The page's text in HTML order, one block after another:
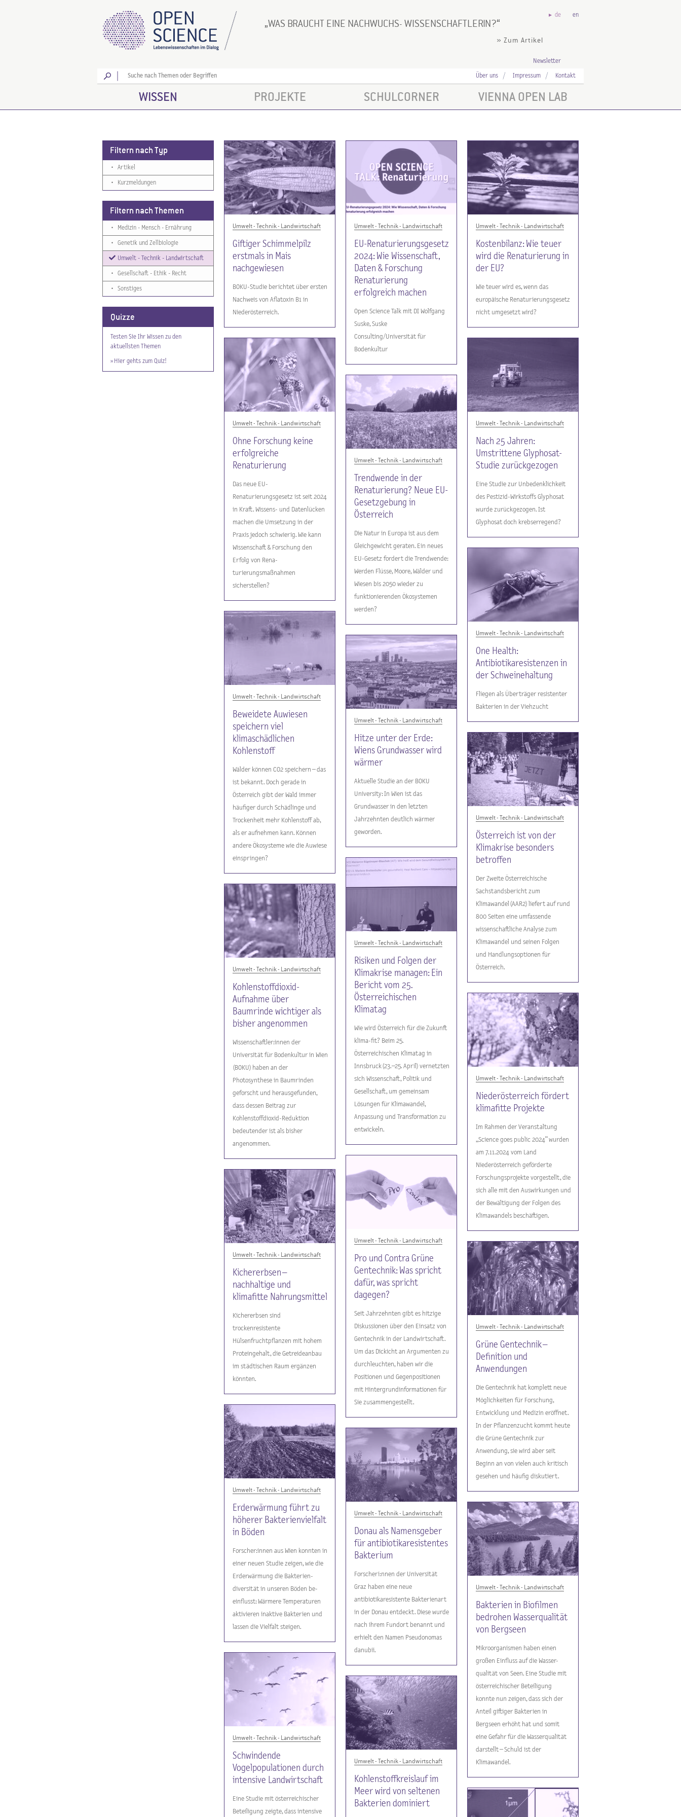
WAS BRAUCHT EINE NACHWUCHS- WISSENSCHAFTLERIN?
» Zum Artikel
de en
Newsletter
Los
Über uns Impressum Kontakt
WISSEN PROJEKTE SCHULCORNER VIENNA OPEN LAB
Filtern nach Typ
• Artikel
• Kurzmeldungen
Filtern nach Themen
• Medizin - Mensch - Ernährung
• Genetik und Zellbiologie
Umwelt - Technik - Landwirtschaft
• Gesellschaft - Ethik - Recht
• Sonstiges
Quizze
Testen Sie Ihr Wissen zu den
aktuellsten Themen
» Hier gehts zum Quiz!
Umwelt - Technik - Landwirtschaft
Giftiger Schimmelpilz
erstmals in Mais
nachgewiesen
BOKU-Studie berichtet über ersten
Nachweis von Aflatoxin B1 in
Niederösterreich.
Umwelt - Technik - Landwirtschaft
EU-Renaturierungsgesetz
2024: Wie Wissenschaft,
Daten & Forschung
Renaturierung
erfolgreich machen
Open Science Talk mit DI Wolfgang
Suske, Suske
Consulting/Universität für
Bodenkultur
Umwelt - Technik - Landwirtschaft
Kostenbilanz: Wie teuer
wird die Renaturierung in
der EU?
Wie teuer wird es, wenn das
europäische Renaturierungsgesetz
nicht umgesetzt wird?
Umwelt - Technik - Landwirtschaft
Ohne Forschung keine
erfolgreiche
Renaturierung
Das neue EU-
Renaturierungsgesetz ist seit 2024
in Kraft. Wissens- und Datenlücken
machen die Umsetzung in der
Praxis jedoch schwierig. Wie kann
Wissenschaft & Forschung den
Erfolg von Rena-
turierungsmaßnahmen
sicherstellen?
Umwelt - Technik - Landwirtschaft
Nach 25 Jahren:
Umstrittene Glyphosat-
Studie zurückgezogen
Eine Studie zur Unbedenklichkeit
des Pestizid-Wirkstoffs Glyphosat
wurde zurückgezogen. Ist
Glyphosat doch krebserregend?
Umwelt - Technik - Landwirtschaft
Trendwende in der
Renaturierung? Neue EU-
Gesetzgebung in
Österreich
Die Natur in Europa ist aus dem
Gleichgewicht geraten. Ein neues
EU-Gesetz fordert die Trendwende:
Werden Flüsse, Moore, Wälder und
Wiesen bis 2050 wieder zu
funktionierenden Ökosystemen
werden?
Umwelt - Technik - Landwirtschaft
One Health:
Antibiotikaresistenzen in
der Schweinehaltung
Fliegen als Überträger resistenter
Bakterien in der Viehzucht
Umwelt - Technik - Landwirtschaft
Beweidete Auwiesen
speichern viel
klimaschädlichen
Kohlenstoff
Wälder können CO2 speichern – das
ist bekannt. Doch gerade in
Österreich gibt der Wald immer
häufiger durch Schädlinge und
Trockenheit mehr Kohlenstoff ab,
als er aufnehmen kann. Können
andere Ökosysteme wie die Auwiese
einspringen?
Umwelt - Technik - Landwirtschaft
Hitze unter der Erde:
Wiens Grundwasser wird
wärmer
Aktuelle Studie an der BOKU
University: In Wien ist das
Grundwasser in den letzten
Jahrzehnten deutlich wärmer
geworden.
Umwelt - Technik - Landwirtschaft
Österreich ist von der
Klimakrise besonders
betroffen
Der Zweite Österreichische
Sachstandsbericht zum
Klimawandel (AAR2) liefert auf rund
800 Seiten eine umfassende
wissenschaftliche Analyse zum
Klimawandel und seinen Folgen
und Handlungsoptionen für
Österreich.
Umwelt - Technik - Landwirtschaft
Risiken und Folgen der
Klimakrise managen: Ein
Bericht vom 25.
Österreichischen
Klimatag
Wie wird Österreich für die Zukunft
klima-fit? Beim 25.
Österreichischen Klimatag in
Innsbruck (23.–25. April) vernetzten
sich Wissenschaft, Politik und
Gesellschaft, um gemeinsam
Lösungen für Klimawandel,
Anpassung und Transformation zu
entwickeln.
Umwelt - Technik - Landwirtschaft
Kohlenstoffdioxid-
Aufnahme über
Baumrinde wichtiger als
bisher angenommen
Wissenschaftler:innen der
Universität für Bodenkultur in Wien
(BOKU) haben an der
Photosynthese in Baumrinden
geforscht und herausgefunden,
dass dessen Beitrag zur
Kohlenstoffdioxid-Reduktion
bedeutender ist als bisher
angenommen.
Umwelt - Technik - Landwirtschaft
Niederösterreich fördert
klimafitte Projekte
Im Rahmen der Veranstaltung
„Science goes public 2024“ wurden
am 7.11.2024 vom Land
Niederösterreich geförderte
Forschungsprojekte vorgestellt, die
sich alle mit den Auswirkungen und
der Bewältigung der Folgen des
Klimawandels beschäftigen.
Umwelt - Technik - Landwirtschaft
Pro und Contra Grüne
Gentechnik: Was spricht
dafür, was spricht
dagegen?
Seit Jahrzehnten gibt es hitzige
Diskussionen über den Einsatz von
Gentechnik in der Landwirtschaft.
Um das Dickicht an Argumenten zu
durchleuchten, haben wir die
Positionen und Gegenpositionen
mit Hintergrundinformationen für
Sie zusammengestellt.
Umwelt - Technik - Landwirtschaft
Kichererbsen –
nachhaltige und
klimafitte Nahrungsmittel
Kichererbsen sind
trockenresistente
Hülsenfruchtpflanzen mit hohem
Proteingehalt, die Getreideanbau
im städtischen Raum ergänzen
könnten.
Umwelt - Technik - Landwirtschaft
Grüne Gentechnik –
Definition und
Anwendungen
Die Gentechnik hat komplett neue
Möglichkeiten für Forschung,
Entwicklung und Medizin eröffnet.
In der Pflanzenzucht kommt heute
die Grüne Gentechnik zur
Anwendung, sie wird aber seit
Beginn an von vielen auch kritisch
gesehen und häufig diskutiert.
Umwelt - Technik - Landwirtschaft
Erderwärmung führt zu
höherer Bakterienvielfalt
in Böden
Forscher:innen aus Wien konnten in
einer neuen Studie zeigen, wie die
Erderwärmung die Bakterien-
diversität in unseren Böden be-
einflusst: Wärmere Temperaturen
aktivieren inaktive Bakterien und
lassen die Vielfalt steigen.
Umwelt - Technik - Landwirtschaft
Donau als Namensgeber
für antibiotikaresistentes
Bakterium
Forscheri:nnen der Universität
Graz haben eine neue
antibiotikaresistente Bakterienart
in der Donau entdeckt. Diese wurde
nach ihrem Fundort benannt und
erhielt den Namen Pseudonomas
danubii.
Umwelt - Technik - Landwirtschaft
Bakterien in Biofilmen
bedrohen Wasserqualität
von Bergseen
Mikroorganismen haben einen
großen Einfluss auf die Wasser-
qualität von Seen. Eine Studie mit
österreichischer Beteiligung
konnte nun zeigen, dass sich der
Anteil giftiger Bakterien in
Bergseen erhöht hat und somit
eine Gefahr für die Wasserqualität
darstellt – Schuld ist der
Klimawandel.
Umwelt - Technik - Landwirtschaft
Schwindende
Vogelpopulationen durch
intensive Landwirtschaft
Eine Studie mit österreichischer
Beteiligung zeigte, dass intensive
Umwelt - Technik - Landwirtschaft
Kohlenstoffkreislauf im
Meer wird von seltenen
Bakterien dominiert